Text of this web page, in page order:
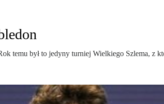
temu był to jedyny turniej Wielkiego Szlema, z